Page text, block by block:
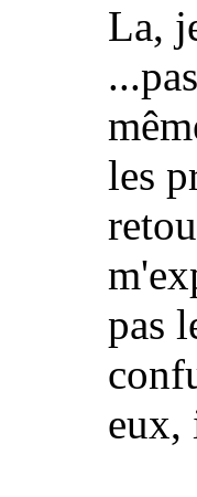
La,
les
pas
eux,